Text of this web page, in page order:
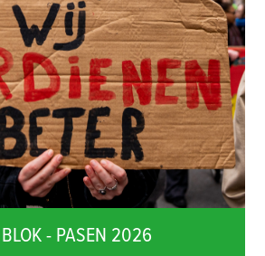
- PASEN 2026